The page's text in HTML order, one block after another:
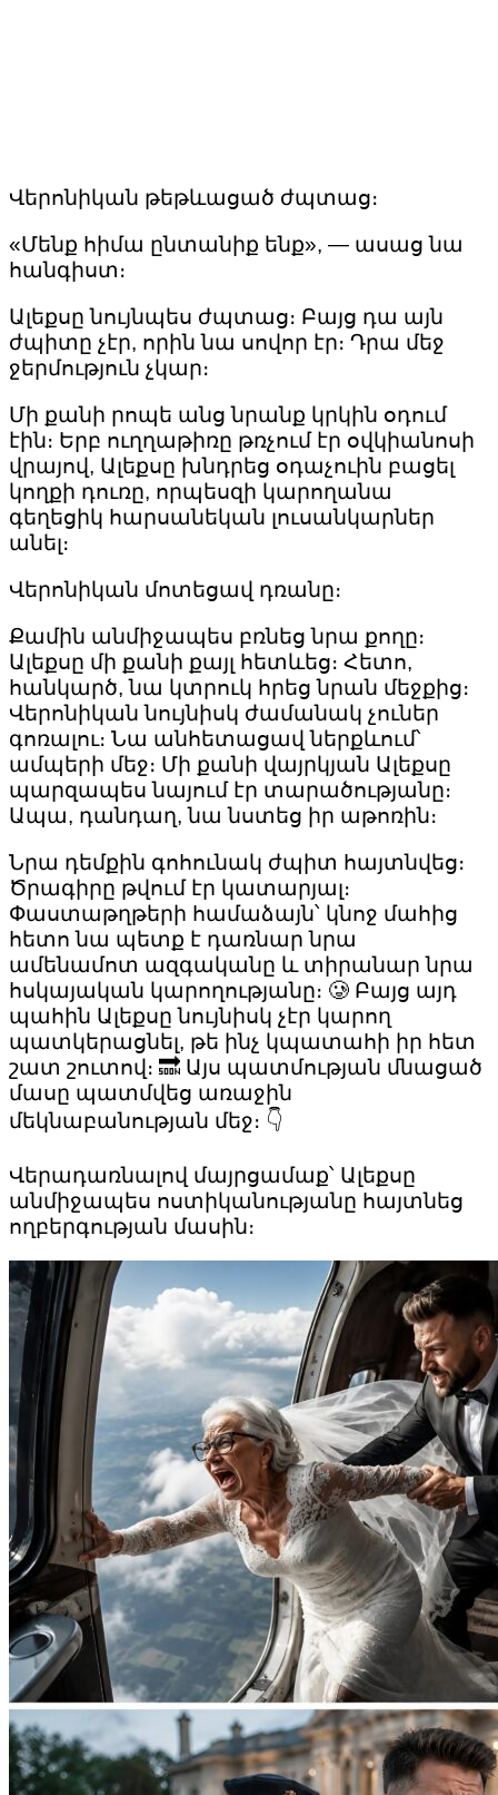
Վերոնիկան թեթևացած ժպտաց։
«Մենք հիմա ընտանիք ենք», — ասաց նա
հանգիստ։
Ալեքսը նույնպես ժպտաց։ Բայց դա այն
ժպիտը չէր, որին նա սովոր էր։ Դրա մեջ
ջերմություն չկար։
Մի քանի րոպե անց նրանք կրկին օդում
էին։ Երբ ուղղաթիռը թռչում էր օվկիանոսի
վրայով, Ալեքսը խնդրեց օդաչուին բացել
կողքի դուռը, որպեսզի կարողանա
գեղեցիկ հարսանեկան լուսանկարներ
անել։
Վերոնիկան մոտեցավ դռանը։
Քամին անմիջապես բռնեց նրա քողը։
Ալեքսը մի քանի քայլ հետևեց։ Հետո,
հանկարծ, նա կտրուկ հրեց նրան մեջքից։
Վերոնիկան նույնիսկ ժամանակ չուներ
գոռալու։ Նա անհետացավ ներքևում՝
ամպերի մեջ։ Մի քանի վայրկյան Ալեքսը
պարզապես նայում էր տարածությանը։
Ապա, դանդաղ, նա նստեց իր աթոռին։
Նրա դեմքին գոհունակ ժպիտ հայտնվեց։
Ծրագիրը թվում էր կատարյալ։
Փաստաթղթերի համաձայն՝ կնոջ մահից
հետո նա պետք է դառնար նրա
ամենամոտ ազգականը և տիրանար նրա
հսկայական կարողությանը։ 🥲 Բայց այդ
պահին Ալեքսը նույնիսկ չէր կարող
պատկերացնել, թե ինչ կպատահի իր հետ
շատ շուտով։ 🔜 Այս պատմության մնացած
մասը պատմվեց առաջին
մեկնաբանության մեջ։ 👇
Վերադառնալով մայրցամաք՝ Ալեքսը
անմիջապես ոստիկանությանը հայտնեց
ողբերգության մասին։